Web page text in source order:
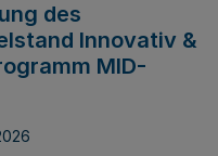
des
Innovativ &
MID-